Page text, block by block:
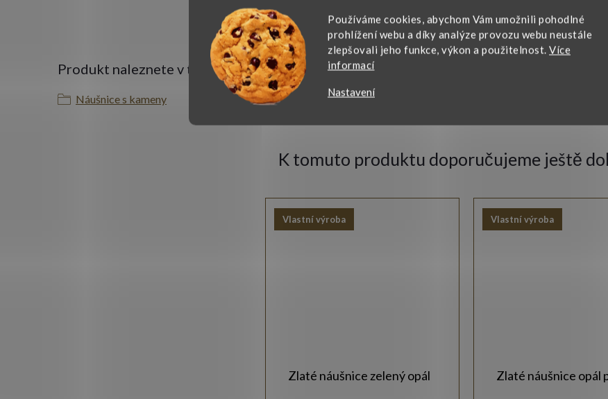
Používáme cookies, abychom Vám umožnili pohodlné
prohlížení webu a díky analýze provozu webu neustále
zlepšovali jeho funkce, výkon a použitelnost. Více
informací
Nastavení
Produkt naleznete v této kategorii
Náušnice s kameny
K tomuto produktu doporučujeme ještě
Vlastní výroba
Zlaté náušnice zelený opál
Vlastní výroba
Zlaté náušnice opál